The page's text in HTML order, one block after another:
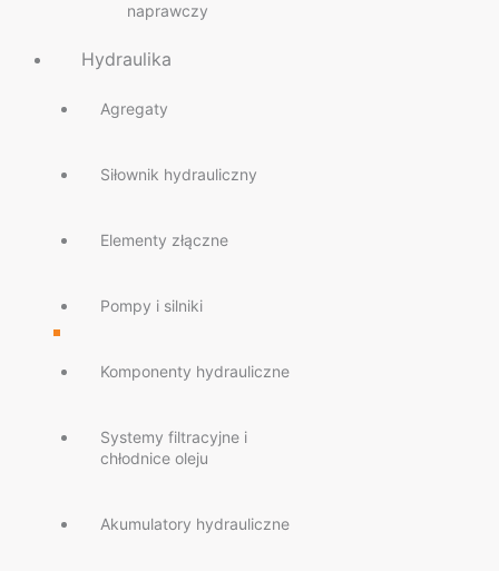
naprawczy
Hydraulika
Agregaty
Siłownik hydrauliczny
Elementy złączne
Pompy i silniki
Komponenty hydrauliczne
Systemy filtracyjne i
chłodnice oleju
Akumulatory hydrauliczne